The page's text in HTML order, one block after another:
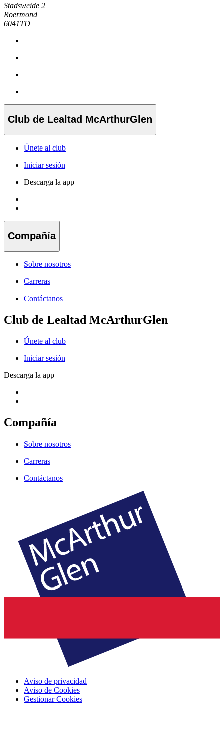
Stadsweide 2
Roermond
6041TD
Club de Lealtad McArthurGlen
Únete al club
Iniciar sesión
Descarga la app
Compañía
Sobre nosotros
Carreras
Contáctanos
Club de Lealtad McArthurGlen
Únete al club
Iniciar sesión
Descarga la app
Compañía
Sobre nosotros
Carreras
Contáctanos
Aviso de privacidad
Aviso de Cookies
Gestionar Cookies